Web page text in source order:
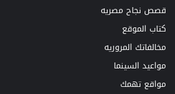
قصص نجاح مصريه
كتاب الموقع
مخالفاتك المروريه
مواعيد السينما
مواقع تهمك